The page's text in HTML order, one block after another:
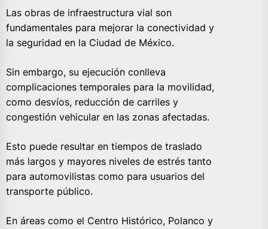
Las obras de infraestructura vial son
fundamentales para mejorar la conectividad y
la seguridad en la Ciudad de México.
Sin embargo, su ejecución conlleva
complicaciones temporales para la movilidad,
como desvíos, reducción de carriles y
congestión vehicular en las zonas afectadas.
Esto puede resultar en tiempos de traslado
más largos y mayores niveles de estrés tanto
para automovilistas como para usuarios del
transporte público.
En áreas como el Centro Histórico, Polanco y